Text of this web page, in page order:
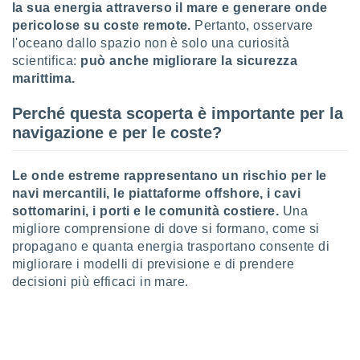
e
per la
dei
la
del
delle
dei
la sua energia attraverso il mare e generare onde
pericolose su coste remote. Pertanto, osservare
l'oceano dallo spazio non è solo una curiosità
scientifica: può anche migliorare la sicurezza
marittima.
Perché questa scoperta è importante per la
navigazione e per le coste?
Le onde estreme rappresentano un rischio per le
navi mercantili, le piattaforme offshore, i cavi
sottomarini, i porti e le comunità costiere. Una
migliore comprensione di dove si formano, come si
propagano e quanta energia trasportano consente di
migliorare i modelli di previsione e di prendere
decisioni più efficaci in mare.